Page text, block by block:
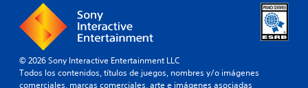
© 2026 Sony Interactive Entertainment LLC
Todos los contenidos, títulos de juegos, nombres y/o imágenes
comerciales, marcas comerciales, arte e imágenes asociadas